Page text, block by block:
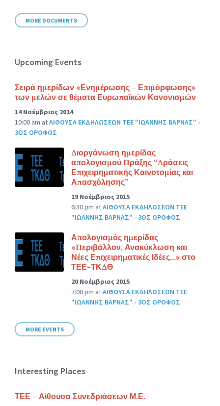
MORE DOCUMENTS
Upcoming Events
Σειρά ημερίδων «Ενημέρωσης – Επιμόρφωσης»
των μελών σε θέματα Ευρωπαϊκών Κανονισμών
14 Νοέμβριος 2014
10:00 am atΑΙΘΟΥΣΑ ΕΚΔΗΛΩΣΕΩΝ ΤΕΕ "ΙΩΑΝΝΗΣ ΒΑΡΝΑΣ" -
3ΟΣ ΟΡΟΦΟΣ
Διοργάνωση ημερίδας
απολογισμού Πράξης “Δράσεις
Επιχειρηματικής Καινοτομίας και
Απασχόλησης”
19 Νοέμβριος 2015
6:30 pm atΑΙΘΟΥΣΑ ΕΚΔΗΛΩΣΕΩΝ ΤΕΕ
"ΙΩΑΝΝΗΣ ΒΑΡΝΑΣ" - 3ΟΣ ΟΡΟΦΟΣ
Απολογισμός ημερίδας
«Περιβάλλον, Ανακύκλωση και
Νέες Επιχειρηματικές Ιδέες…» στο
ΤΕΕ-ΤΚΔΘ
20 Νοέμβριος 2015
7:00 pm atΑΙΘΟΥΣΑ ΕΚΔΗΛΩΣΕΩΝ ΤΕΕ
"ΙΩΑΝΝΗΣ ΒΑΡΝΑΣ" - 3ΟΣ ΟΡΟΦΟΣ
MORE EVENTS
Interesting Places
ΤΕΕ – Αίθουσα Συνεδριάσεων Μ.Ε.